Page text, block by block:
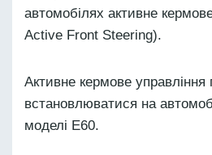
автомобілях активне
Active Front Steering).
Активне кермове управління
встановлюватися на
моделі Е60.